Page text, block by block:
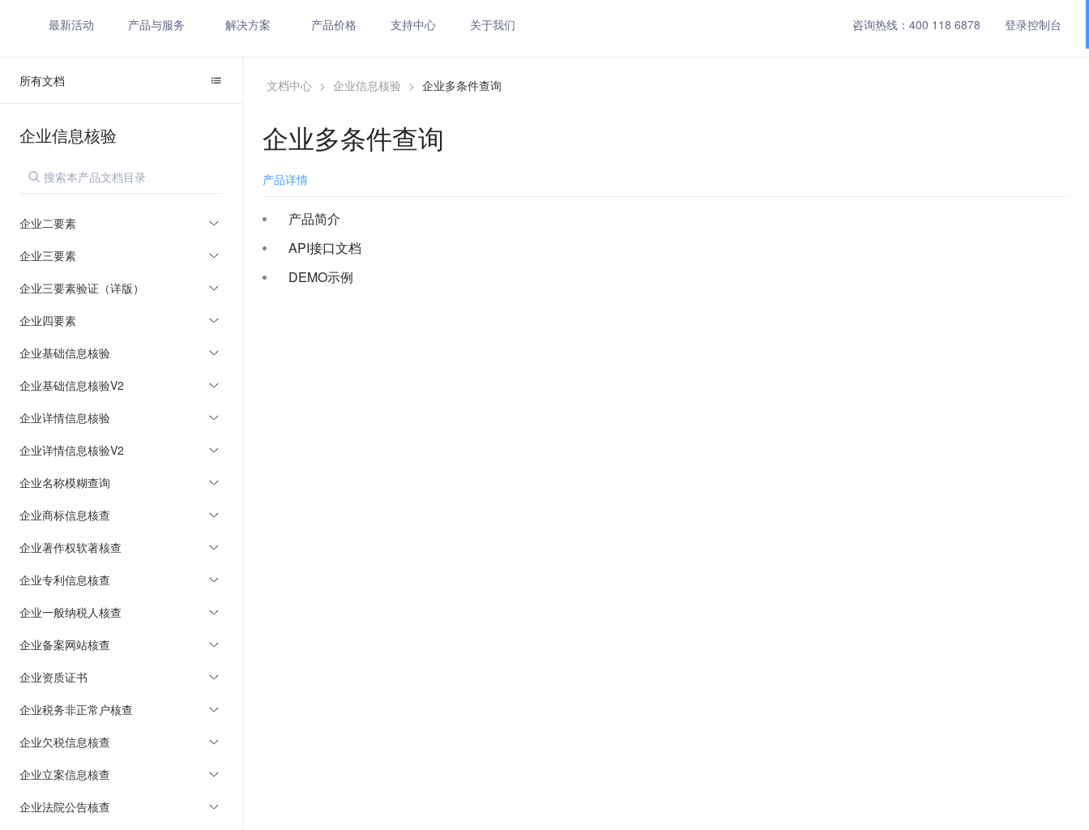
最新活动 产品与服务 解决方案 产品价格 支持中心 关于我们 咨询热线： 400 118 6878 登录控制台
所有文档
企业信息核验
企业二要素
企业三要素
企业三要素验证（详版）
企业四要素
企业基础信息核验
企业基础信息核验V2
企业详情信息核验
企业详情信息核验V2
企业名称模糊查询
企业商标信息核查
企业著作权软著核查
企业专利信息核查
企业一般纳税人核查
企业备案网站核查
企业资质证书
企业税务非正常户核查
企业欠税信息核查
企业立案信息核查
企业法院公告核查
文档中心 > 企业信息核验 > 企业多条件查询
企业多条件查询
产品详情
产品简介
API接口文档
DEMO示例